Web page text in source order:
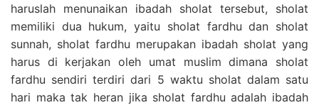
haruslah menunaikan ibadah sholat tersebut, sholat
memiliki dua hukum, yaitu sholat fardhu dan sholat
sunnah, sholat fardhu merupakan ibadah sholat yang
harus di kerjakan oleh umat muslim dimana sholat
fardhu sendiri terdiri dari 5 waktu sholat dalam satu
hari maka tak heran jika sholat fardhu adalah ibadah